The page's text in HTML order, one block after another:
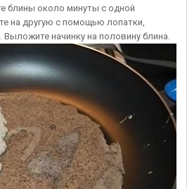
блины около минуты с одной
на другую с помощью лопатки,
Выложите начинку на половину блина.